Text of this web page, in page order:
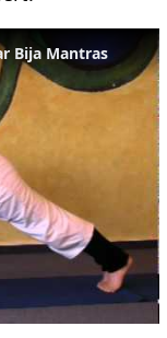
Bija Mantras